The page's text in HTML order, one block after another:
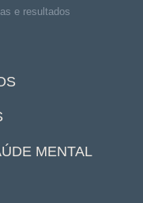
e resultados
MENTAL